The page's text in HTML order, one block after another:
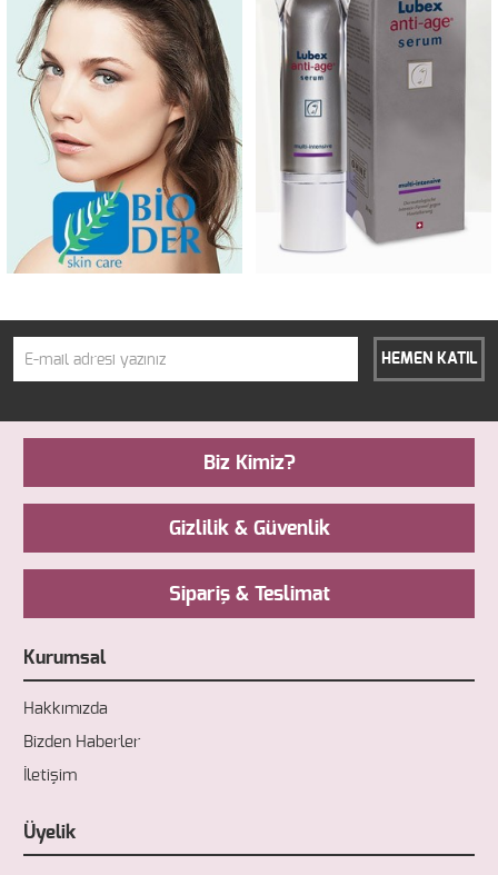
HEMEN KATIL
Biz Kimiz?
Gizlilik & Güvenlik
Sipariş & Teslimat
Kurumsal
Hakkımızda
Bizden Haberler
İletişim
Üyelik